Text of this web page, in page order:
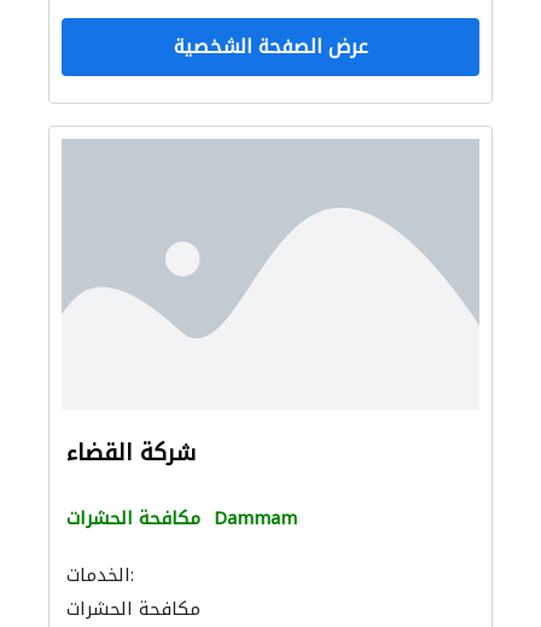
عرض الصفحة الشخصية
شركة القضاء
مكافحة الحشرات Dammam
الخدمات:
مكافحة الحشرات